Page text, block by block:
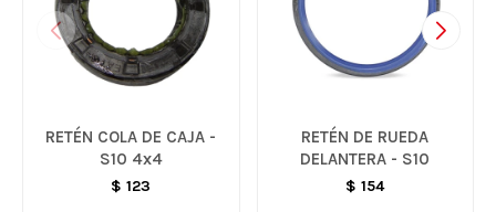
RETÉN COLA DE CAJA -
S10 4x4
$ 123
RETÉN DE RUEDA
DELANTERA - S10
$ 154